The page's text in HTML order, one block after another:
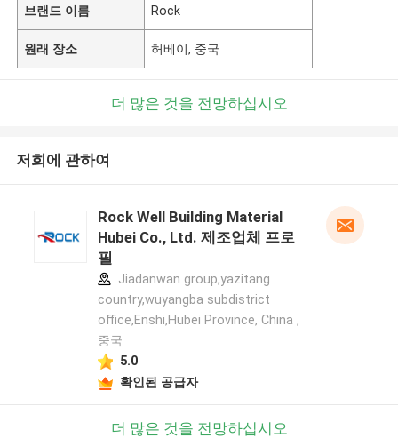
브랜드 이름 Rock
원래 장소 허베이, 중국
더 많은 것을 전망하십시오
저희에 관하여
Rock Well Building Material
Hubei Co., Ltd. 제조업체 프로
필
Jiadanwan group,yazitang
country,wuyangba subdistrict
office,Enshi,Hubei Province, China ,
중국
5.0
확인된 공급자
더 많은 것을 전망하십시오